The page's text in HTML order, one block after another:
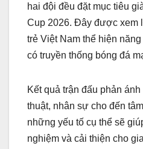
hai đội đều đặt mục tiêu
Cup 2026. Đây được xem
trẻ Việt Nam thể hiện
có truyền thống bóng đá
Kết quả trận đấu phản
thuật, nhân sự cho đến
những yếu tố cụ thể sẽ
nghiệm và cải thiện cho